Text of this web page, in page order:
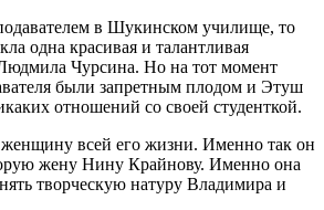
в Шукинском училище, то
одна красивая и талантливая
Чурсина. Но на тот момент
были запретным плодом и Этуш
отношений со своей студенткой.
женщину всей его жизни. Именно так он
жену Нину Крайнову. Именно она
творческую натуру Владимира и